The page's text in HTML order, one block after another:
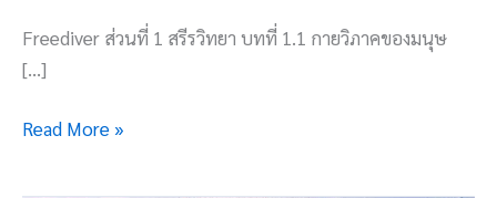
Freediver ส่วนที่ 1 สรีรวิทยา บทที่ 1.1 กายวิภาคของมนุษ
[…]
Read More »